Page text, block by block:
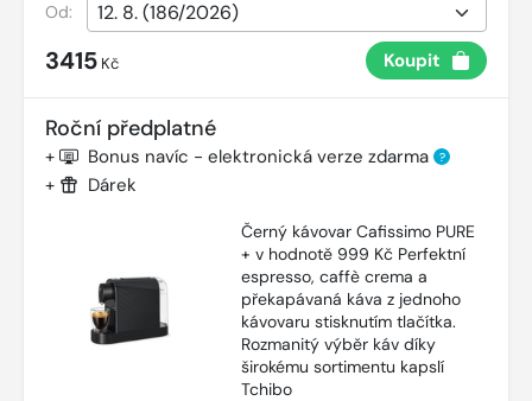
Od:
3415 Kč Koupit
Roční předplatné
+ Bonus navíc - elektronická verze zdarma ?
+ Dárek
Černý kávovar Cafissimo PURE
+ v hodnotě 999 Kč Perfektní
espresso, caffè crema a
překapávaná káva z jednoho
kávovaru stisknutím tlačítka.
Rozmanitý výběr káv díky
širokému sortimentu kapslí
Tchibo